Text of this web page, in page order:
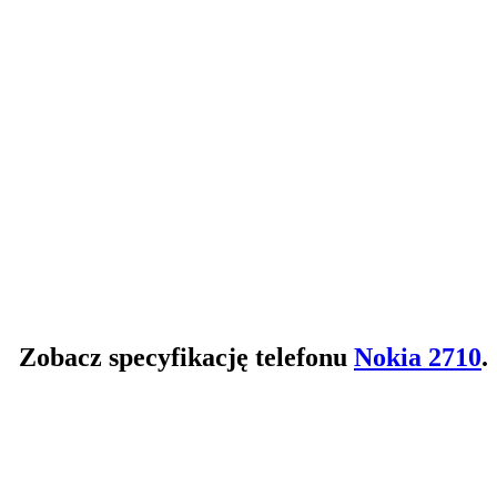
Zobacz specyfikację telefonu Nokia 2710.